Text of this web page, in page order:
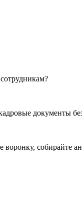
документы
воронку, собирайте